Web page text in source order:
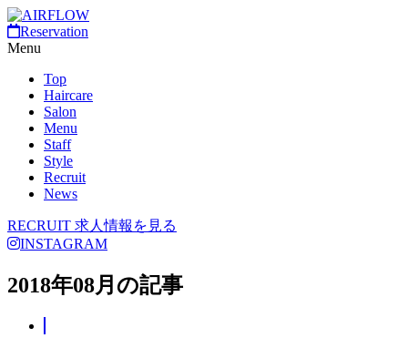
Reservation
Menu
Top
Haircare
Salon
Menu
Staff
Style
Recruit
News
RECRUIT 求人情報を見る
INSTAGRAM
2018年08月の記事